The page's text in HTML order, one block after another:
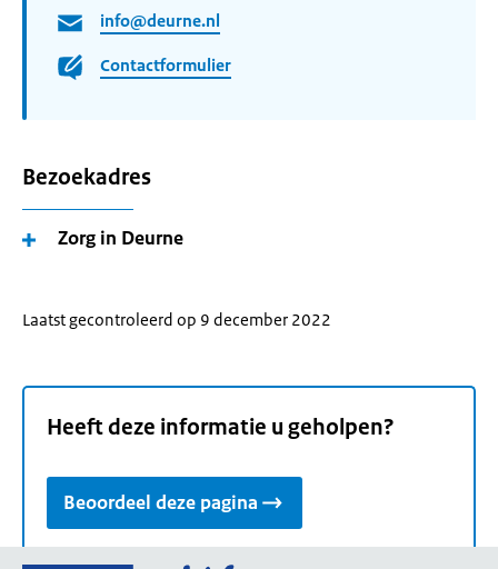
info@deurne.nl
Contactformulier
Bezoekadres
Zorg in Deurne
Laatst gecontroleerd op 9 december 2022
Heeft deze informatie u geholpen?
Beoordeel deze pagina